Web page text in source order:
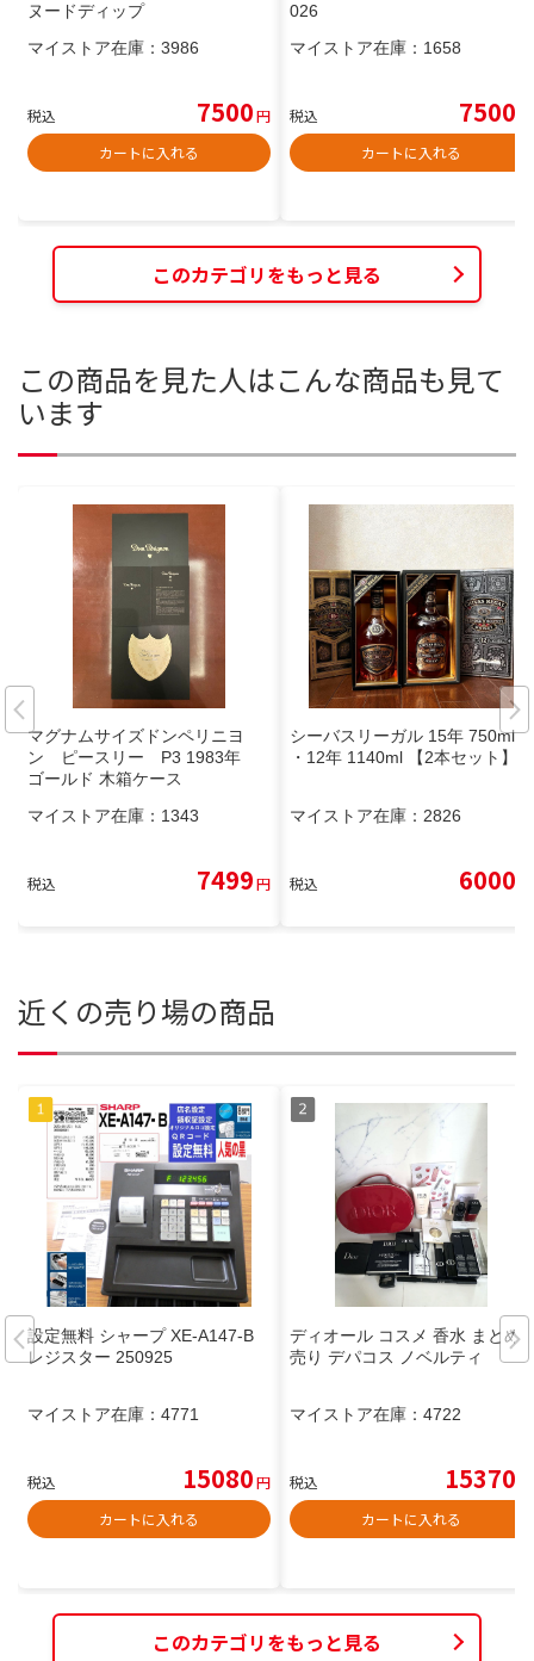
ヌードディップ
マイストア在庫： 3986
税込 7500円
カートに入れる
026
マイストア在庫： 1658
税込 7500
カートに入れる
このカテゴリをもっと見る
この商品を見た人はこんな商品も見て
います
マグナムサイズドンペリニヨ
ン ピースリー P3 1983年
ゴールド 木箱ケース
マイストア在庫： 1343
税込 7499円
シーバスリーガル 15年 750ml
・12年 1140ml 【2本セット】
マイストア在庫： 2826
税込 6000
近くの売り場の商品
設定無料 シャープ XE-A147-B
レジスター 250925
マイストア在庫： 4771
税込 15080円
カートに入れる
ディオール コスメ 香水 まとめ
売り デパコス ノベルティ
マイストア在庫： 4722
税込 15370
カートに入れる
このカテゴリをもっと見る